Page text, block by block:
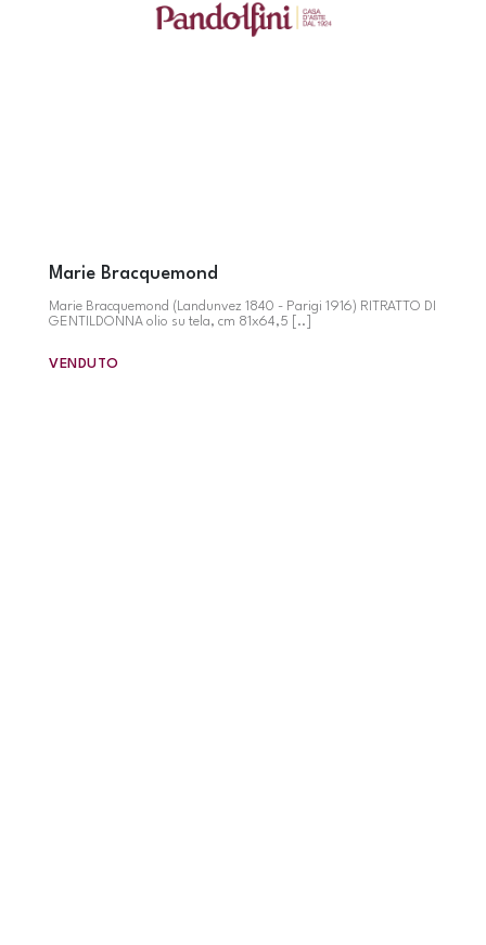
Marie Bracquemond
Marie Bracquemond (Landunvez 1840 - Parigi 1916) RITRATTO DI
GENTILDONNA olio su tela, cm 81x64,5 [..]
VENDUTO